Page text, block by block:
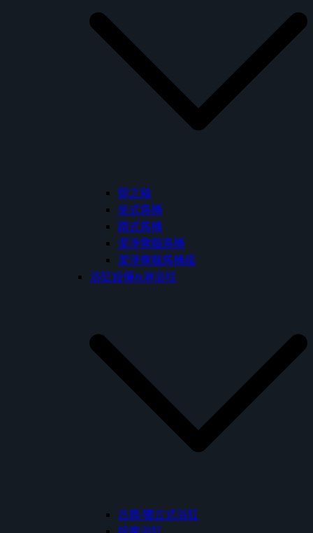
御之釉
坐式馬桶
蹲式馬桶
潔淨電腦馬桶
潔淨電腦馬桶座
浴缸設備&淋浴柱
古典/獨立式浴缸